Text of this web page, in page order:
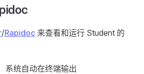
/Rapidoc 来查看和运行 Student 的
系统自动在终端输出